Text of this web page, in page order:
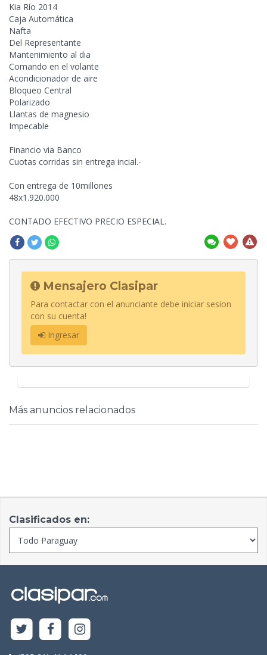
Kia Río 2014
Caja Automática
Nafta
Del Representante
Mantenimiento al dia
Comando en el volante
Acondicionador de aire
Bloqueo Central
Polarizado
Llantas de magnesio
Impecable
Financio via Banco
Cuotas corridas sin entrega incial.-
Con entrega de 10millones
48x1.920.000
CONTADO EFECTIVO PRECIO ESPECIAL.
Mensajero Clasipar
Para contactar con el anunciante debe iniciar sesion
con su cuenta!
Ingresar
Más anuncios relacionados
Clasificados en: